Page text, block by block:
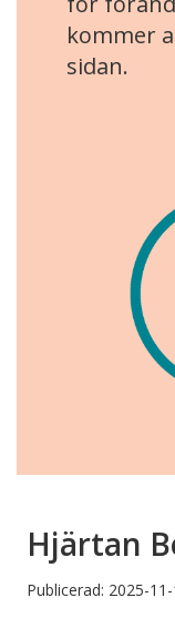
kommer
sidan.
Hjärtan
Publicerad: 2025-